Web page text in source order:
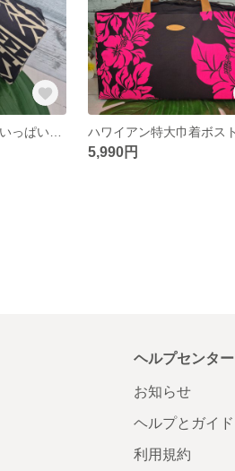
5,990円
ヘルプセンター
お知らせ
ヘルプとガイド
利用規約